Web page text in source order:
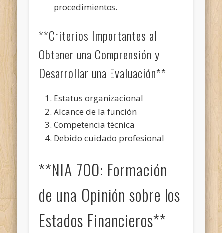
procedimientos.
**Criterios Importantes al
Obtener una Comprensión y
Desarrollar una Evaluación**
Estatus organizacional
Alcance de la función
Competencia técnica
Debido cuidado profesional
**NIA 700: Formación
de una Opinión sobre los
Estados Financieros**